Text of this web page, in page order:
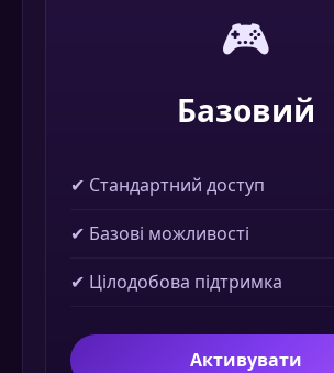
🎮
Базовий
✔ Стандартний доступ
✔ Базові можливості
✔ Цілодобова підтримка
Активувати